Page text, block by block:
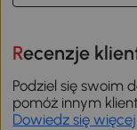
Recenzje
Podziel się swoim
pomóż innym
Dowiedz się więcej.